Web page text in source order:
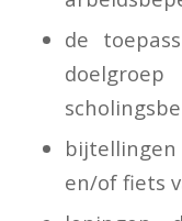
de
en/of fiets